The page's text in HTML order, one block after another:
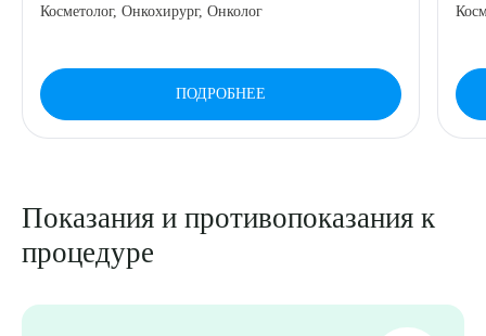
Косметолог, Онкохирург, Онколог
ПОДРОБНЕЕ
Показания и противопоказания к
процедуре